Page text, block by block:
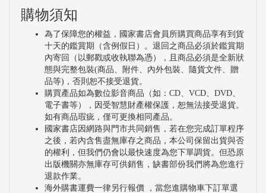
購物須知
為了保障您的權益，國家書店會員所購買商品享有到貨
十天的鑑賞期（含例假日）。退回之商品必須於鑑賞期
內寄回（以郵戳或收執聯為憑），且商品必須是全新狀
態與完整包裝(商品、附件、內外包裝、隨貨文件、贈
品等)，否則恕不接受退貨。
購買產品如為數位影音商品（如：CD、VCD、DVD、
電子書等），因受智慧財產權保護，恕無法接受退貨。
如有商品瑕疵，僅可更換相同產品。
國家書店因網路與門市共同銷售，若在您完成訂單程序
之後，若內含售盡無庫存之商品，本公司保留出貨與否
的權利，但我們仍會以最快速度為您下單調貨。但恐原
出版機關亦無庫存可供銷售，缺書部份我們將為您進行
退款作業。
海外購書運費一律另行報價 ，當您進購物車下訂單選